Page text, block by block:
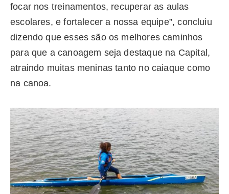
focar nos treinamentos, recuperar as aulas
escolares, e fortalecer a nossa equipe”, concluiu
dizendo que esses são os melhores caminhos
para que a canoagem seja destaque na Capital,
atraindo muitas meninas tanto no caiaque como
na canoa.